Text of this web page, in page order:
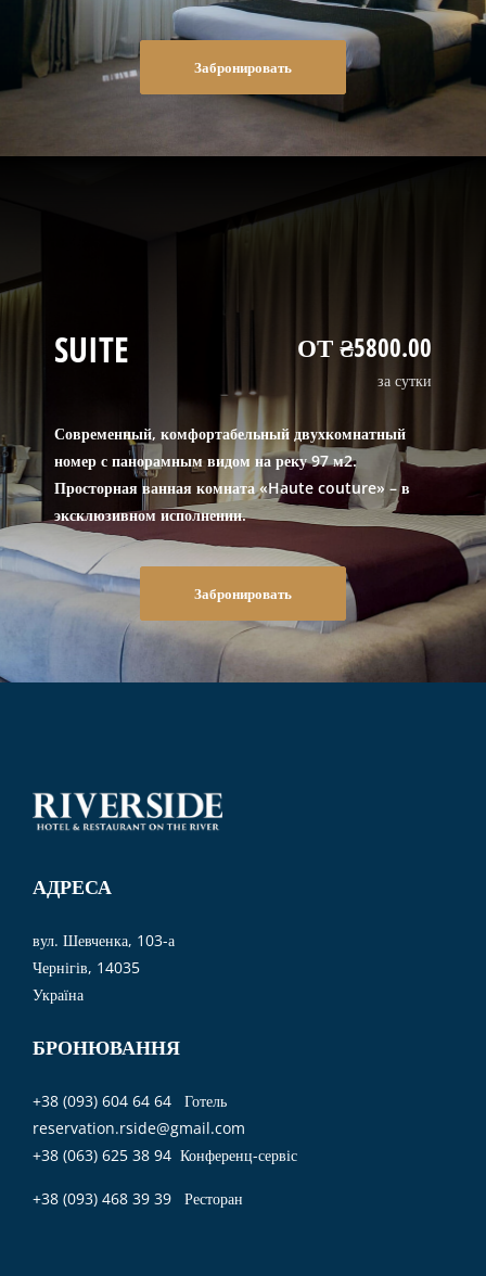
Забронировать
SUITE ОТ ₴5800.00
за сутки
Современный, комфортабельный двухкомнатный
номер с панорамным видом на реку 97 м2.
Просторная ванная комната «Haute couture» – в
эксклюзивном исполнении.
Забронировать
АДРЕСА
вул. Шевченка, 103-а
Чернігів, 14035
Україна
БРОНЮВАННЯ
+38 (093) 604 64 64 Готель
reservation.rside@gmail.com
+38 (063) 625 38 94 Конференц-сервіс
+38 (093) 468 39 39 Ресторан